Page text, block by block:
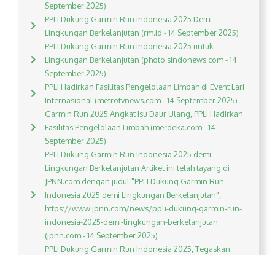
September 2025)
PPLI Dukung Garmin Run Indonesia 2025 Demi
Lingkungan Berkelanjutan (rm.id - 14 September 2025)
PPLI Dukung Garmin Run Indonesia 2025 untuk
Lingkungan Berkelanjutan (photo.sindonews.com - 14
September 2025)
PPLI Hadirkan Fasilitas Pengelolaan Limbah di Event Lari
Internasional (metrotvnews.com - 14 September 2025)
Garmin Run 2025 Angkat Isu Daur Ulang, PPLI Hadirkan
Fasilitas Pengelolaan Limbah (merdeka.com - 14
September 2025)
PPLI Dukung Garmin Run Indonesia 2025 demi
Lingkungan Berkelanjutan Artikel ini telah tayang di
JPNN.com dengan judul "PPLI Dukung Garmin Run
Indonesia 2025 demi Lingkungan Berkelanjutan",
https://www.jpnn.com/news/ppli-dukung-garmin-run-
indonesia-2025-demi-lingkungan-berkelanjutan
(jpnn.com - 14 September 2025)
PPLI Dukung Garmin Run Indonesia 2025, Tegaskan